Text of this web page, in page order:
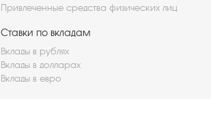
Привлеченные средства физических лиц
Ставки по вкладам
Вклады в рублях
Вклады в долларах
Вклады в евро